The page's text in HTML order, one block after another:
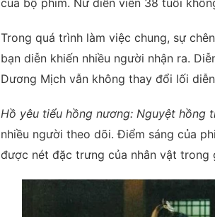
Trong quá trình làm việc chung, sự
bạn diễn khiến nhiều người nhận ra.
Dương Mịch vẫn không thay đổi lối
Hồ yêu tiểu hồng nương: Nguyệt hồng
nhiều người theo dõi. Điểm sáng của
được nét đặc trưng của nhân vật trong